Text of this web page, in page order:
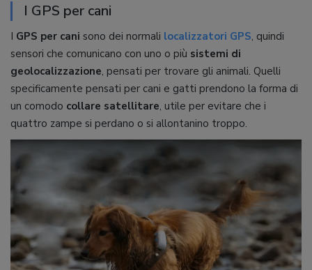
I GPS per cani
I GPS per cani sono dei normali localizzatori GPS, quindi
sensori che comunicano con uno o più sistemi di
geolocalizzazione, pensati per trovare gli animali. Quelli
specificamente pensati per cani e gatti prendono la forma di
un comodo collare satellitare, utile per evitare che i
quattro zampe si perdano o si allontanino troppo.